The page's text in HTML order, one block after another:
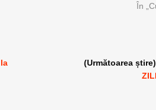
În
(Următoarea știre)